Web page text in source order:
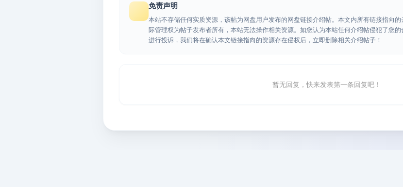
免责声明
本站不存储任何实质资源，该帖为网盘用户发布的网盘链接介绍帖。本文内所有链接指向
际管理权为帖子发布者所有，本站无法操作相关资源。如您认为本站任何介绍帖侵犯了您
进行投诉，我们将在确认本文链接指向的资源存在侵权后，立即删除相关介绍帖子！
暂无回复，快来发表第一条回复吧！